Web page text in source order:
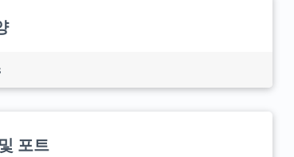
포트